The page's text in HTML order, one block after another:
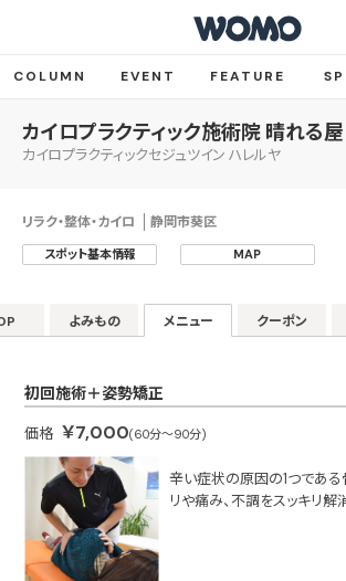
COLUMN EVENT FEATURE
カイロプラクティック施術院 晴れる屋
カイロプラクティックセジュツイン ハレルヤ
リラク・整体・カイロ 静岡市葵区
スポット基本情報 MAP
よみもの メニュー クーポン
初回施術＋姿勢矯正
価格 ￥7,000(60分～90分)
辛い症状の原因の1つである
リや痛み、不調をスッキリ解